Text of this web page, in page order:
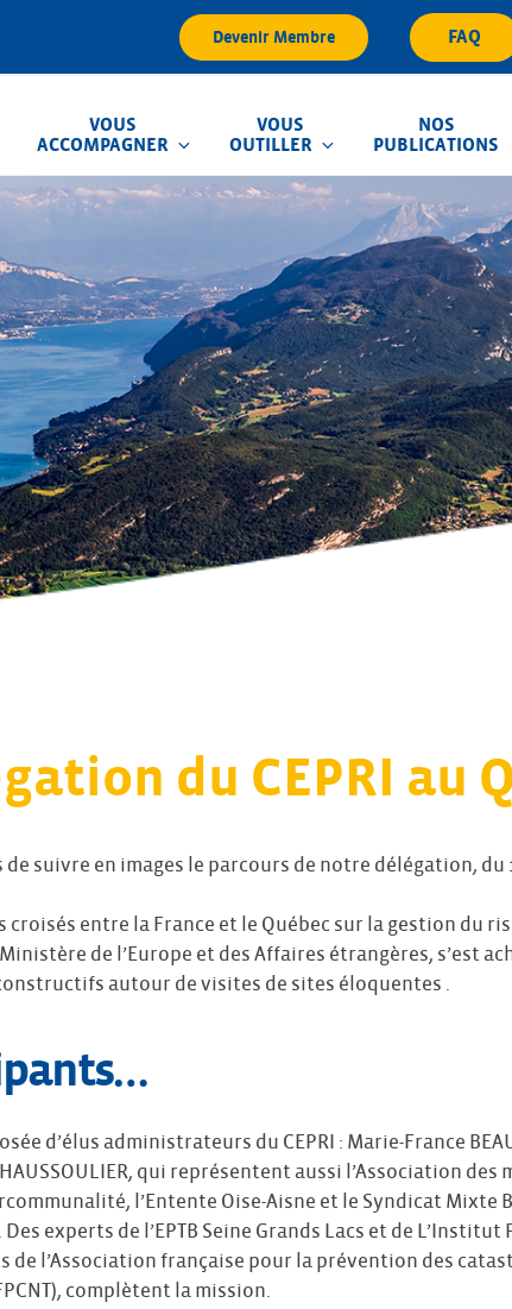
Devenir Membre FAQ
VOUS
ACCOMPAGNER
VOUS
OUTILLER
NOS
PUBLICATIONS
d'Inondation
du CEPRI au
de suivre en images le parcours de notre délégation, du
croisés entre la France et le Québec sur la gestion du
de l’Europe et des Affaires étrangères, s’est
autour de visites de sites éloquentes .
d’élus administrateurs du CEPRI : Marie-France
qui représentent aussi l’Association des
l’Entente Oise-Aisne et le Syndicat Mixte
experts de l’EPTB Seine Grands Lacs et de L’Institut
de l’Association française pour la prévention des
complètent la mission.